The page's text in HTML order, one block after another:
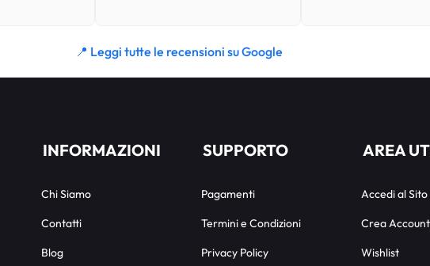
📍 Leggi tutte le recensioni su Google
INFORMAZIONI
Chi Siamo
Contatti
Blog
SUPPORTO
Pagamenti
Termini e Condizioni
Privacy Policy
AREA
Accedi al Sito
Crea Account
Wishlist